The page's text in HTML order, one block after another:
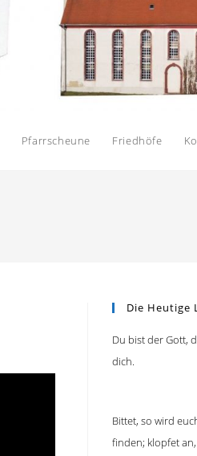
Pfarrscheune Friedhöfe
Die Heutige
Du bist der Gott,
dich.
Bittet, so wird
finden; klopfet